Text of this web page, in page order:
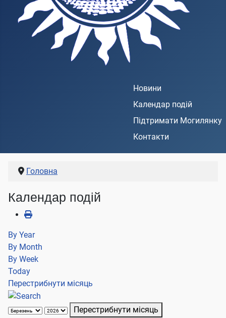
Новини
Календар подій
Підтримати Могилянку
Контакти
Головна
Календар подій
By Year
By Month
By Week
Today
Перестрибнути місяць
Перестрибнути місяць